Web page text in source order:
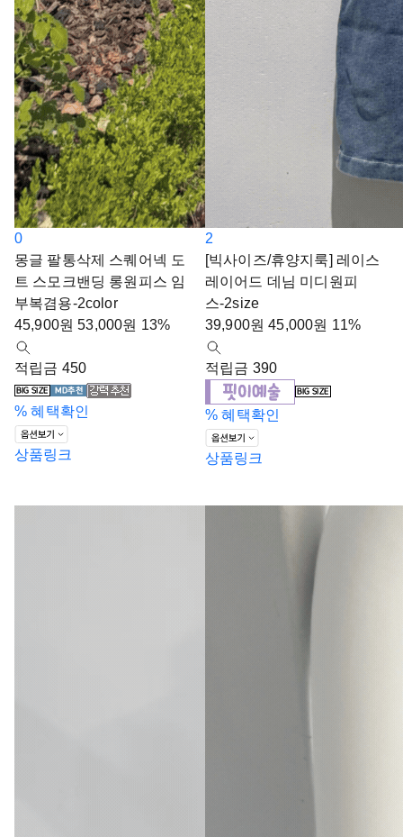
0
몽글 팔통삭제 스퀘어넥 도
트 스모크밴딩 롱원피스 임
부복겸용-2color
45,900원 53,000원 13%
적립금 450
% 혜택확인
상품링크
2
[빅사이즈/휴양지룩] 레이스
레이어드 데님 미디원피
스-2size
39,900원 45,000원 11%
적립금 390
% 혜택확인
상품링크